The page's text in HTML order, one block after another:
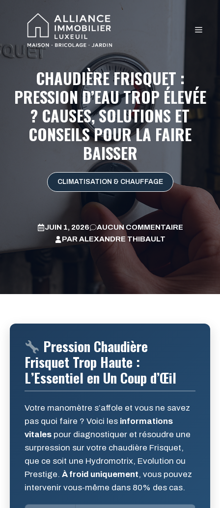
CHAUDIÈRE FRISQUET :
PRESSION D’EAU TROP ÉLEVÉE
? CAUSES, SOLUTIONS ET
CONSEILS POUR LA FAIRE
BAISSER
CLIMATISATION & CHAUFFAGE
JUIN 1, 2026
AUCUN COMMENTAIRE
PAR ALEXANDRE THIBAULT
Pression Chaudière
Frisquet Trop Haute :
L’Essentiel en Un Coup d’Œil
Votre manomètre s’affole et vous ne savez
pas quoi faire ? Voici les informations
vitales pour diagnostiquer et résoudre une
surpression sur votre chaudière Frisquet,
que ce soit une Hydromotrix, Evolution ou
Prestige. À froid uniquement, vous pouvez
intervenir vous-même dans 80% des cas.